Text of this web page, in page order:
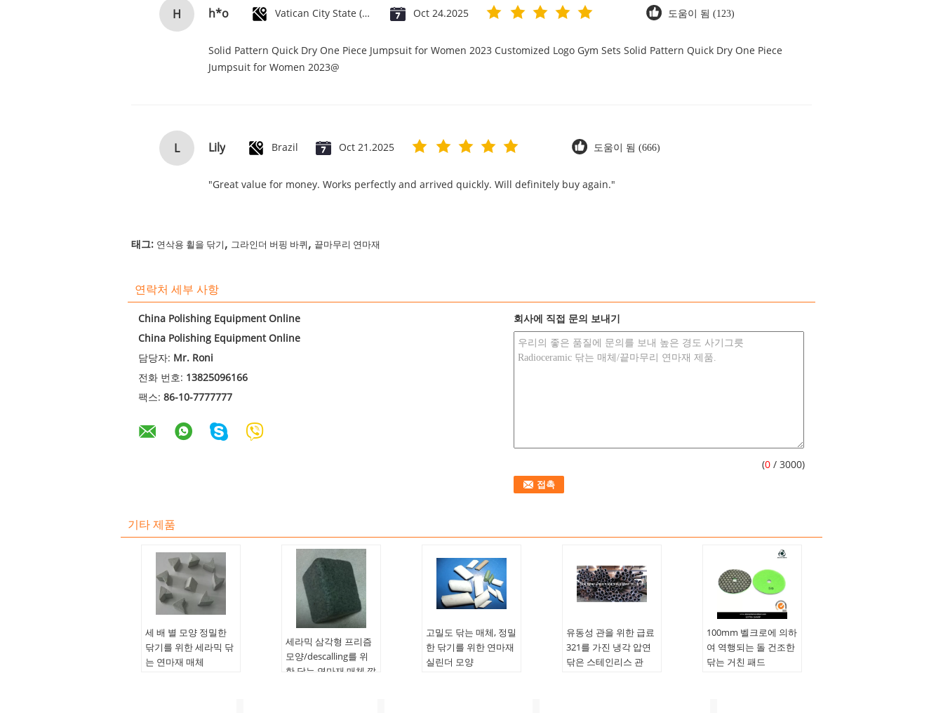
H h*o Vatican City State (Holy See) Oct 24.2025 도움이 됨 (123)
Solid Pattern Quick Dry One Piece Jumpsuit for Women 2023 Customized Logo Gym Sets Solid Pattern Quick Dry One Piece
Jumpsuit for Women 2023@
L Lily Brazil Oct 21.2025 도움이 됨 (666)
"Great value for money. Works perfectly and arrived quickly. Will definitely buy again."
태그: 연삭용 휠을 닦기, 그라인더 버핑 바퀴, 끝마무리 연마재
연락처 세부 사항
China Polishing Equipment Online
China Polishing Equipment Online
담당자: Mr. Roni
전화 번호: 13825096166
팩스: 86-10-7777777
회사에 직접 문의 보내기
(0 / 3000)
기타 제품
세 배 별 모양 정밀한
닦기를 위한 세라믹 닦
는 연마재 매체
세라믹 삼각형 프리즘
모양/descalling를 위
한 닦는 연마재 매체 깔
고밀도 닦는 매체, 정밀
한 닦기를 위한 연마재
실린더 모양
유동성 관을 위한 급료
321를 가진 냉각 압연
닦은 스테인리스 관
100mm 벨크로에 의하
여 역행되는 돌 건조한
닦는 거친 패드